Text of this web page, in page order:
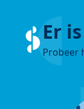
Er
Probeer